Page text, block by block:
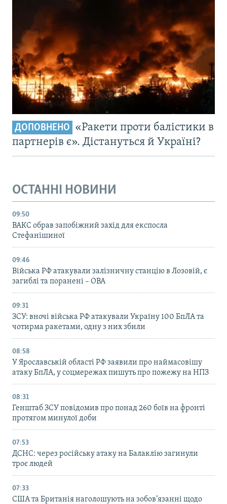
ДОПОВНЕНО «Ракети проти балістики в
партнерів є». Дістануться й Україні?
ОСТАННІ НОВИНИ
09:50
ВАКС обрав запобіжний захід для експосла
Стефанішиної
09:46
Війська РФ атакували залізничну станцію в Лозовій, є
загиблі та поранені – ОВА
09:31
ЗСУ: вночі війська РФ атакували Україну 100 БпЛА та
чотирма ракетами, одну з них збили
08:58
У Ярославській області РФ заявили про наймасовішу
атаку БпЛА, у соцмережах пишуть про пожежу на НПЗ
08:31
Генштаб ЗСУ повідомив про понад 260 боїв на фронті
протягом минулої доби
07:53
ДСНС: через російську атаку на Балаклію загинули
троє людей
07:33
США та Британія наголошують на зобов’язанні щодо